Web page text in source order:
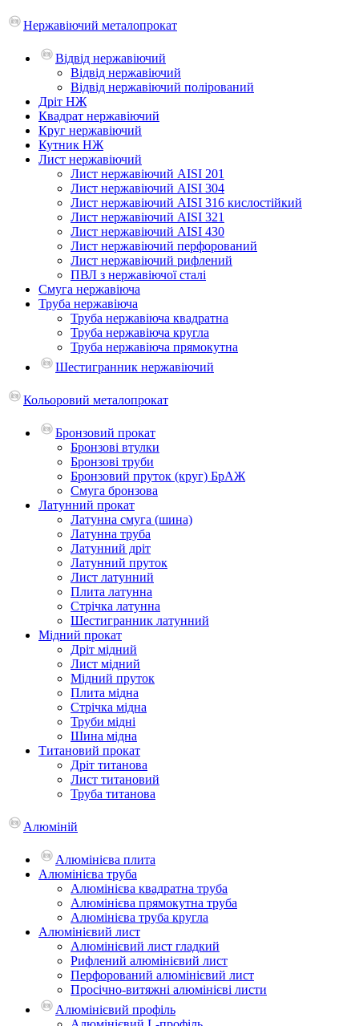
Нержавіючий металопрокат
Відвід нержавіючий
Відвід нержавіючий
Відвід нержавіючий полірований
Дріт НЖ
Квадрат нержавіючий
Круг нержавіючий
Кутник НЖ
Лист нержавіючий
Лист нержавіючий AISI 201
Лист нержавіючий AISI 304
Лист нержавіючий AISI 316 кислостійкий
Лист нержавіючий AISI 321
Лист нержавіючий AISI 430
Лист нержавіючий перфорований
Лист нержавіючий рифлений
ПВЛ з нержавіючої сталі
Смуга нержавіюча
Труба нержавіюча
Труба нержавіюча квадратна
Труба нержавіюча кругла
Труба нержавіюча прямокутна
Шестигранник нержавіючий
Кольоровий металопрокат
Бронзовий прокат
Бронзові втулки
Бронзові труби
Бронзовий пруток (круг) БрАЖ
Смуга бронзова
Латунний прокат
Латунна смуга (шина)
Латунна труба
Латунний дріт
Латунний пруток
Лист латунний
Плита латунна
Стрічка латунна
Шестигранник латунний
Мідний прокат
Дріт мідний
Лист мідний
Мідний пруток
Плита мідна
Стрічка мідна
Труби мідні
Шина мідна
Титановий прокат
Дріт титанова
Лист титановий
Труба титанова
Алюміній
Алюмінієва плита
Алюмінієва труба
Алюмінієва квадратна труба
Алюмінієва прямокутна труба
Алюмінієва труба кругла
Алюмінієвий лист
Алюмінієвий лист гладкий
Рифлений алюмінієвий лист
Перфорований алюмінієвий лист
Просічно-витяжні алюмінієві листи
Алюмінієвий профіль